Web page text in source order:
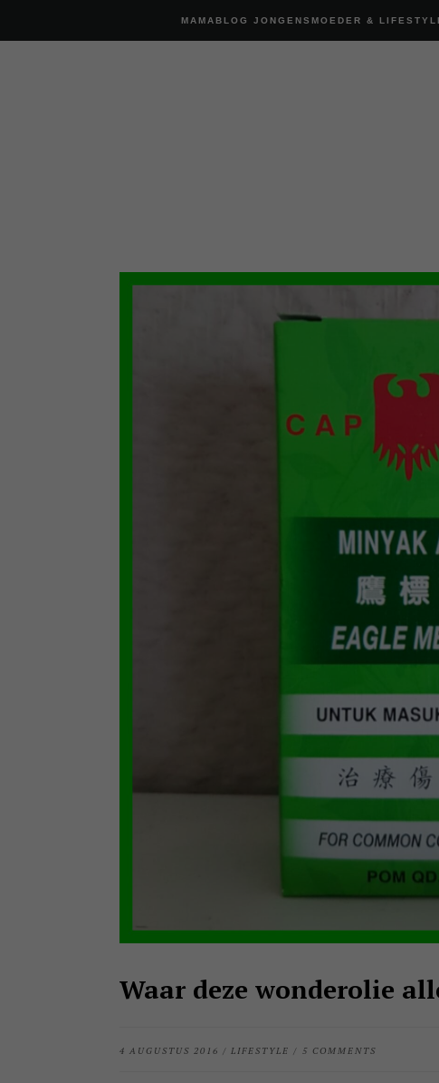
MAMABLOG JONGENSMOEDER &
Waar deze wonderolie
4 AUGUSTUS 2016 / LIFESTYLE / 5 COMMENTS